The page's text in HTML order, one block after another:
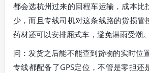
都会选杭州过来的回程车运输，成本比
少，而且专线司机对这条线路的货损管
药材还可以安排厢式车，避免淋雨受潮。
问：发货之后能不能查到货物的实时位
专线都配备了GPS定位，不管是零担还